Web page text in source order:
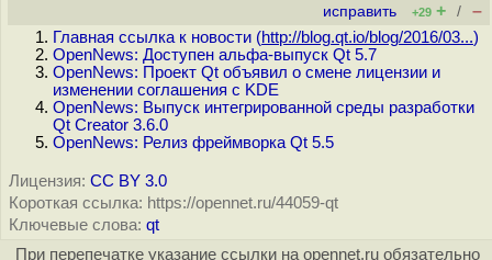
исправить +29 + / –
Главная ссылка к новости (http://blog.qt.io/blog/2016/03...)
OpenNews: Доступен альфа-выпуск Qt 5.7
OpenNews: Проект Qt объявил о смене лицензии и
изменении соглашения с KDE
OpenNews: Выпуск интегрированной среды разработки
Qt Creator 3.6.0
OpenNews: Релиз фреймворка Qt 5.5
Лицензия: CC BY 3.0
Короткая ссылка: https://opennet.ru/44059-qt
Ключевые слова: qt
При перепечатке указание ссылки на opennet.ru обязательно